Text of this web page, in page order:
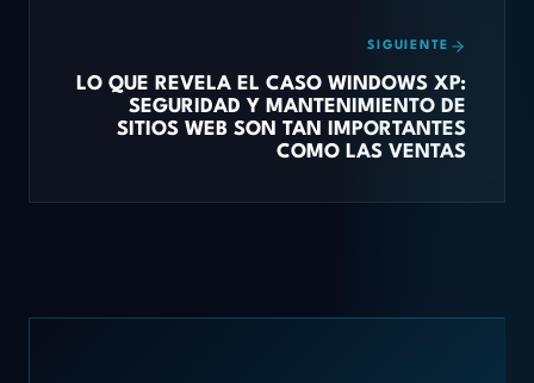
SIGUIENTE
LO QUE REVELA EL CASO WINDOWS XP:
SEGURIDAD Y MANTENIMIENTO DE
SITIOS WEB SON TAN IMPORTANTES
COMO LAS VENTAS